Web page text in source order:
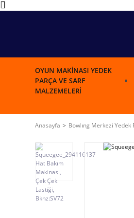
OYUN MAKINASI YEDEK
PARÇA VE SARF
MALZEMELERI
Anasayfa Bowlıng Merkezi